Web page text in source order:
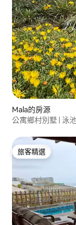
Mala的房源
公寓鄉村別墅 | 泳
旅客精選
旅客精選